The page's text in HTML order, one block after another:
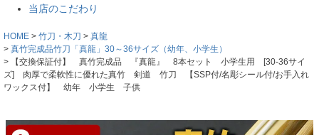
当店のこだわり
HOME 竹刀・木刀
真龍
真竹完成品竹刀「真龍」30～36サイズ（幼年、小学生）
【交換保証付】 真竹完成品 『真龍』 8本セット 小学生用 [30-36サイ
ズ] 肉厚で柔軟性に優れた真竹 剣道 竹刀 【SSP付/名彫シール付/お手入れ
ワックス付】 幼年 小学生 子供